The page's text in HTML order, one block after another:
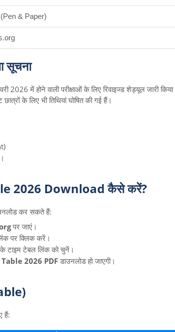
& Paper)
सूचना
2026 में होने वाली परीक्षाओं के लिए रिवाइज्ड शेड्यूल जारी किया
के लिए भी तिथियां घोषित की गई हैं।
2026 Download कैसे करें?
कर सकते हैं:
पर जाएं।
पर क्लिक करें।
टाइम टेबल लिंक को चुनें।
2026 PDF डाउनलोड हो जाएगी।
हैं: